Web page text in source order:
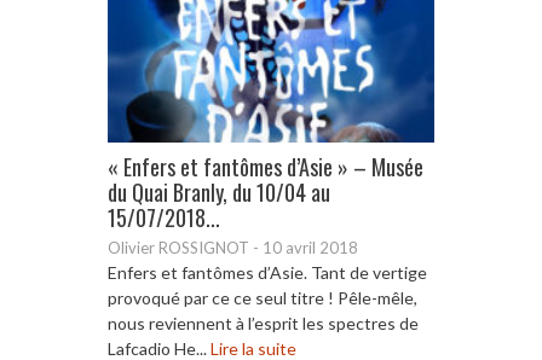
« Enfers et fantômes d’Asie » – Musée
du Quai Branly, du 10/04 au
15/07/2018...
Olivier ROSSIGNOT - 10 avril 2018
Enfers et fantômes d’Asie. Tant de vertige
provoqué par ce ce seul titre ! Pêle-mêle,
nous reviennent à l’esprit les spectres de
Lafcadio He...Lire la suite